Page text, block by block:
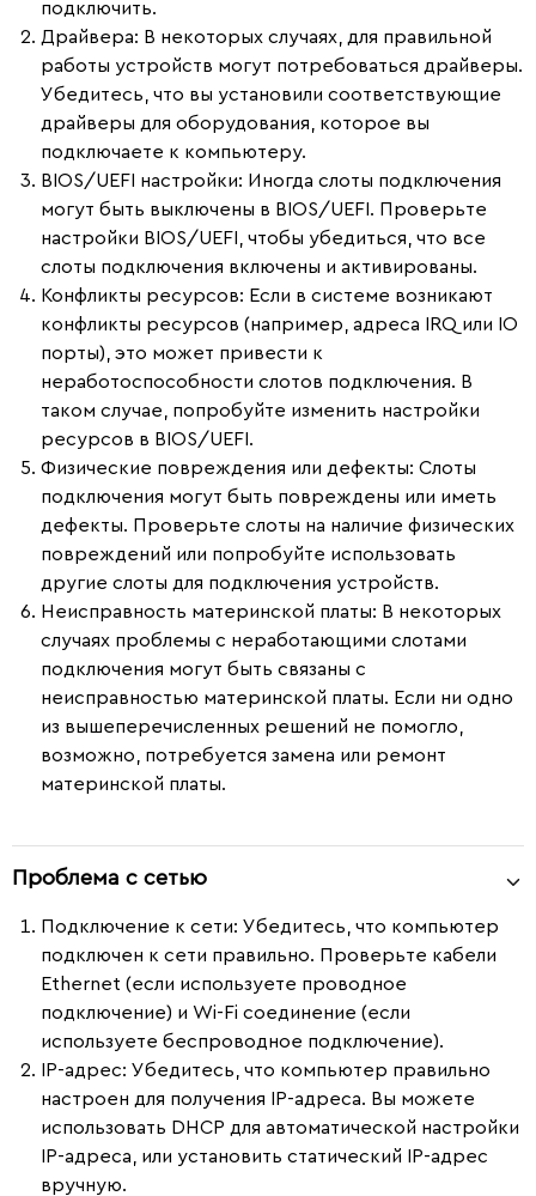
подключить.
Драйвера: В некоторых случаях, для правильной
работы устройств могут потребоваться драйверы.
Убедитесь, что вы установили соответствующие
драйверы для оборудования, которое вы
подключаете к компьютеру.
BIOS/UEFI настройки: Иногда слоты подключения
могут быть выключены в BIOS/UEFI. Проверьте
настройки BIOS/UEFI, чтобы убедиться, что все
слоты подключения включены и активированы.
Конфликты ресурсов: Если в системе возникают
конфликты ресурсов (например, адреса IRQ или IO
порты), это может привести к
неработоспособности слотов подключения. В
таком случае, попробуйте изменить настройки
ресурсов в BIOS/UEFI.
Физические повреждения или дефекты: Слоты
подключения могут быть повреждены или иметь
дефекты. Проверьте слоты на наличие физических
повреждений или попробуйте использовать
другие слоты для подключения устройств.
Неисправность материнской платы: В некоторых
случаях проблемы с неработающими слотами
подключения могут быть связаны с
неисправностью материнской платы. Если ни одно
из вышеперечисленных решений не помогло,
возможно, потребуется замена или ремонт
материнской платы.
Проблема с сетью
Подключение к сети: Убедитесь, что компьютер
подключен к сети правильно. Проверьте кабели
Ethernet (если используете проводное
подключение) и Wi-Fi соединение (если
используете беспроводное подключение).
IP-адрес: Убедитесь, что компьютер правильно
настроен для получения IP-адреса. Вы можете
использовать DHCP для автоматической настройки
IP-адреса, или установить статический IP-адрес
вручную.